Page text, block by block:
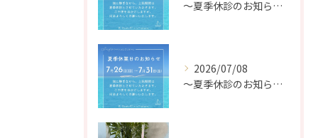
〜夏季休診のお知らせ〜
2026/07/08
〜夏季休診のお知らせ〜